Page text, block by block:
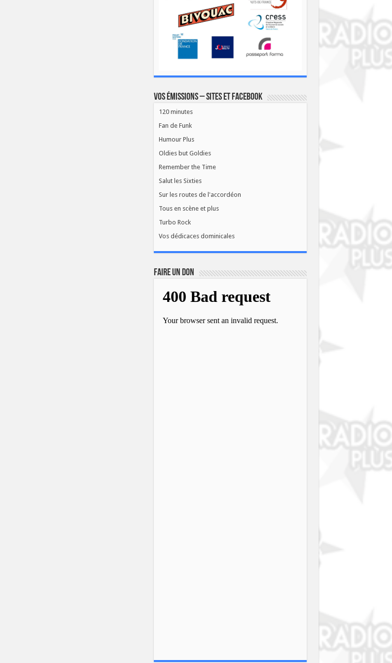
Vos émissions – Sites et Facebook
120 minutes
Fan de Funk
Humour Plus
Oldies but Goldies
Remember the Time
Salut les Sixties
Sur les routes de l'accordéon
Tous en scène et plus
Turbo Rock
Vos dédicaces dominicales
FAIRE UN DON